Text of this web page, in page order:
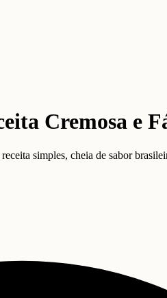
Cremosa e
simples, cheia de sabor